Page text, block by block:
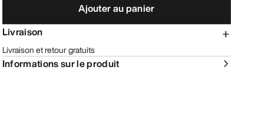
Ajouter au panier
Livraison
Livraison et retour gratuits
Informations sur le produit